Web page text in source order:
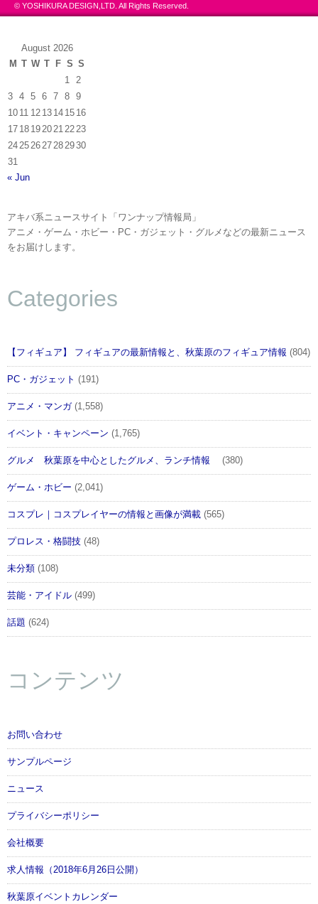
© YOSHIKURA DESIGN,LTD. All Rights Reserved.
August 2026
M T W T F S S
1
2
3
4 5 6 7 8
9
10 11 12 13 14 15 16
17 18 19 20 21 22 23
24 25 26 27 28 2930
31
« Jun
アキバ系ニュースサイト「ワンナップ情報局」
アニメ・ゲーム・ホビー・PC・ガジェット・グルメなどの最新ニュース
をお届けします。
Categories
【フィギュア】 フィギュアの最新情報と、秋葉原のフィギュア情報 (804)
PC・ガジェット (191)
アニメ・マンガ(1,558)
イベント・キャンペーン (1,765)
グルメ 秋葉原を中心としたグルメ、ランチ情報 (380)
ゲーム・ホビー (2,041)
コスプレ｜コスプレイヤーの情報と画像が満載 (565)
プロレス・格闘技 (48)
未分類 (108)
芸能・アイドル (499)
話題 (624)
コンテンツ
お問い合わせ
サンプルページ
ニュース
プライバシーポリシー
会社概要
求人情報（2018年6月26日公開）
秋葉原イベントカレンダー